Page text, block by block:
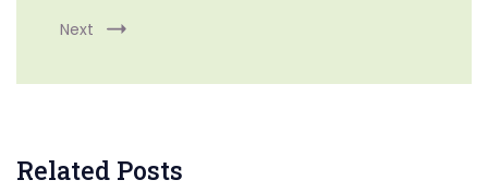
Next
Related Posts